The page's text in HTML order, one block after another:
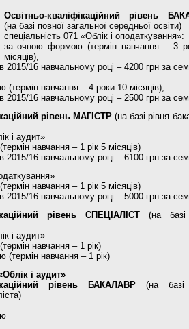
Освітньо-кваліфікаційний рівень
(на базі повної загальної середньої освіти)
спеціальність 071 «Облік і оподаткування»:
за очною формою (термін навчання – 3
місяців),
2015/16 навчальному році – 4200 грн за
навчання – 4 роки 10 місяців),
2015/16 навчальному році – 2500 грн за
рівень МАГІСТР(на базі рівня
і аудит»
навчання – 1 рік 5 місяців)
2015/16 навчальному році – 6100 грн за
навчання – 1 рік 5 місяців)
2015/16 навчальному році – 5000 грн за
рівень СПЕЦІАЛІСТ(на базі
і аудит»
навчання – 1 рік)
навчання – 1 рік)
і аудит»
рівень БАКАЛАВР(на базі